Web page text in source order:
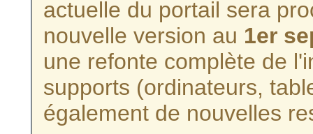
actuelle du portail sera
nouvelle version au 1er
une refonte complète de
supports (ordinateurs,
également de nouvelles